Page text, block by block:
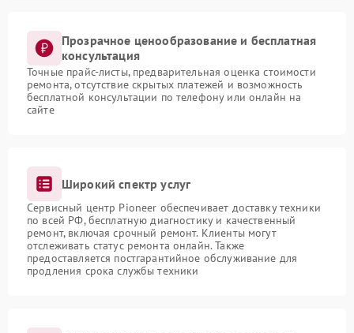
Прозрачное ценообразование и бесплатная
консультация
Точные прайс-листы, предварительная оценка стоимости
ремонта, отсутствие скрытых платежей и возможность
бесплатной консультации по телефону или онлайн на
сайте
Широкий спектр услуг
Сервисный центр Pioneer обеспечивает доставку техники
по всей РФ, бесплатную диагностику и качественный
ремонт, включая срочный ремонт. Клиенты могут
отслеживать статус ремонта онлайн. Также
предоставляется постгарантийное обслуживание для
продления срока службы техники